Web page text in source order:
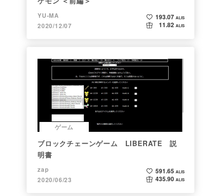
YU-MA
2020/12/07
193.07 ALIS
11.82 ALIS
ゲーム
ブロックチェーンゲーム LIBERATE 説
明書
zap
2020/06/23
591.65 ALIS
435.90 ALIS